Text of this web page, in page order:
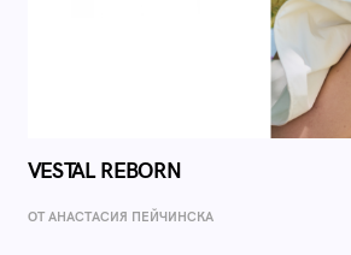
VESTAL REBORN
ОТ AНАСТАСИЯ ПЕЙЧИНСКА